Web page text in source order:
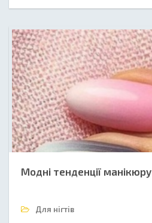
Модні тенденції манікюру
Для нігтів